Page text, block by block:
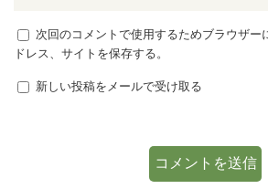
次回のコメントで使用するためブラウザー
ドレス、サイトを保存する。
新しい投稿をメールで受け取る